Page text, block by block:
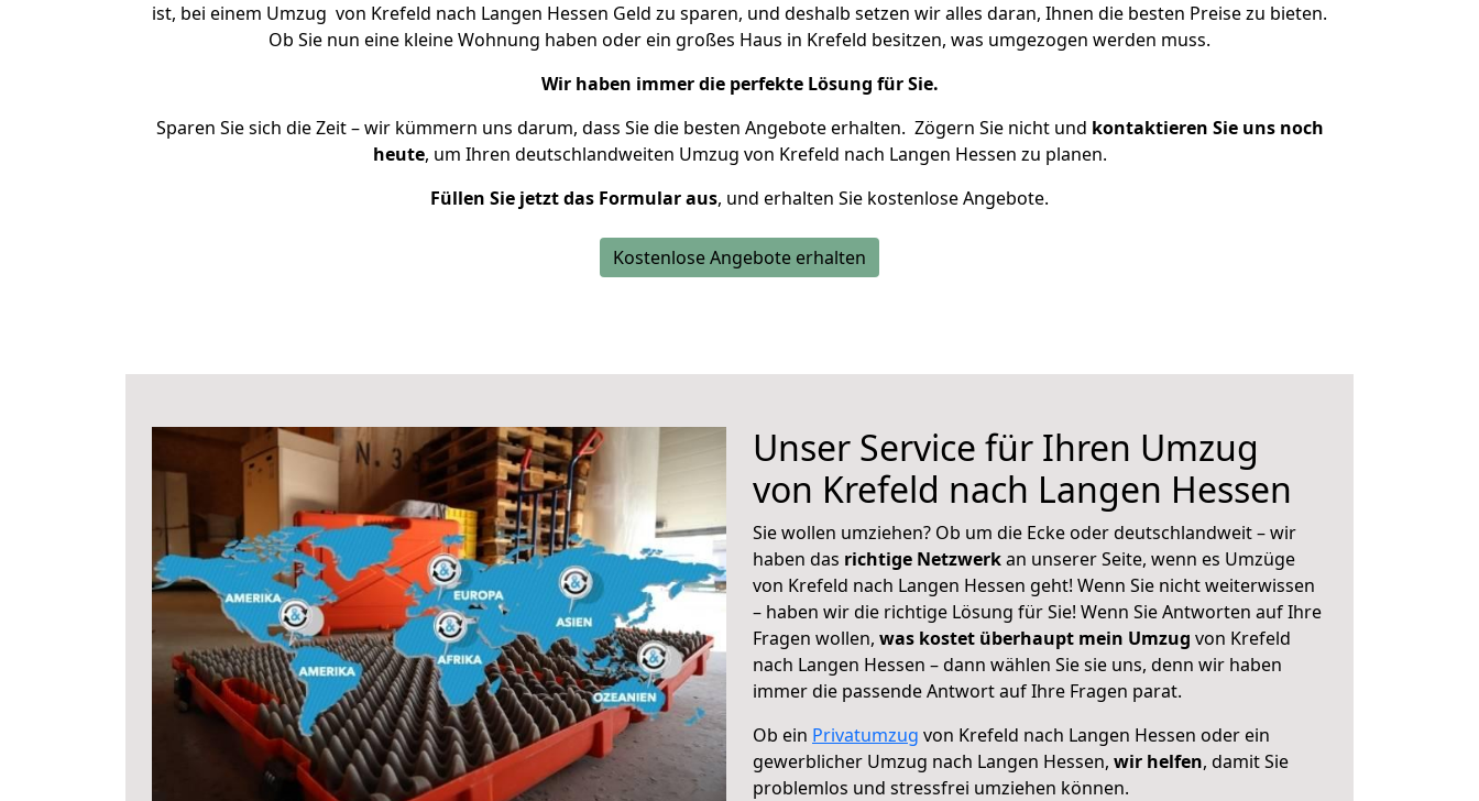
ist, bei einem Umzug von Krefeld nach Langen Hessen Geld zu sparen, und deshalb setzen wir alles daran, Ihnen die besten Preise zu bieten.
Ob Sie nun eine kleine Wohnung haben oder ein großes Haus in Krefeld besitzen, was umgezogen werden muss.
Wir haben immer die perfekte Lösung für Sie.
Sparen Sie sich die Zeit – wir kümmern uns darum, dass Sie die besten Angebote erhalten. Zögern Sie nicht und kontaktieren Sie uns noch
heute, um Ihren deutschlandweiten Umzug von Krefeld nach Langen Hessen zu planen.
Füllen Sie jetzt das Formular aus, und erhalten Sie kostenlose Angebote.
Kostenlose Angebote erhalten
Unser Service für Ihren Umzug
von Krefeld nach Langen Hessen
Sie wollen umziehen? Ob um die Ecke oder deutschlandweit – wir
haben das richtige Netzwerkan unserer Seite, wenn es Umzüge
von Krefeld nach Langen Hessen geht! Wenn Sie nicht weiterwissen
– haben wir die richtige Lösung für Sie! Wenn Sie Antworten auf Ihre
Fragen wollen, was kostet überhaupt mein Umzug von Krefeld
nach Langen Hessen – dann wählen Sie sie uns, denn wir haben
immer die passende Antwort auf Ihre Fragen parat.
Ob ein Privatumzug von Krefeld nach Langen Hessen oder ein
gewerblicher Umzug nach Langen Hessen, wir helfen, damit Sie
problemlos und stressfrei umziehen können.